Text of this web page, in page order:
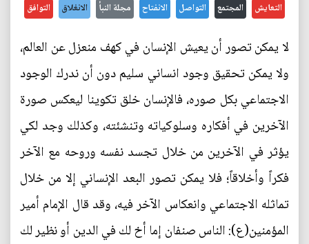
التعايش المجتمع التواصل الانفتاح مجلة النبأ الانغلاق التوافق
لا يمكن تصور أن يعيش الإنسان في كهف منعزل عن العالم،
ولا يمكن تحقيق وجود انساني سليم دون أن ندرك الوجود
الاجتماعي بكل صوره، فالإنسان خلق تكوينا ليعكس صورة
الآخرين في أفكاره وسلوكياته وتنشئته، وكذلك وجد لكي
يؤثر في الآخرين من خلال تجسد نفسه وروحه مع الآخر
فكراً وأخلاقاً؛ فلا يمكن تصور البعد الإنساني إلا من خلال
تماثله الاجتماعي وانعكاس الآخر فيه، وقد قال الإمام أمير
المؤمنين(ع): الناس صنفان إما أخ لك في الدين أو نظير لك